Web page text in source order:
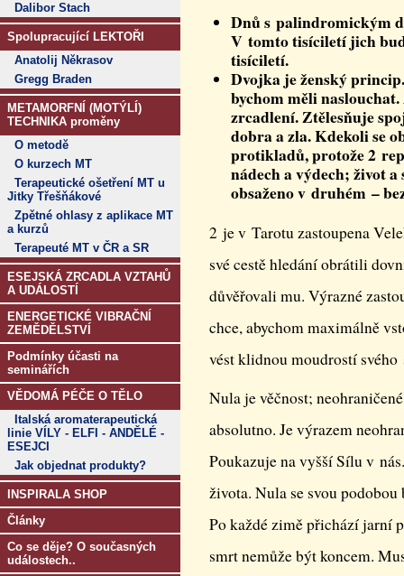
Dalibor Stach
Spolupracující LEKTOŘI
Anatolij Někrasov
Gregg Braden
METAMORFNÍ (MOTÝLÍ)
TECHNIKA proměny
O metodě
O kurzech MT
Terapeutické ošetření MT u
Jitky Třešňákové
Zpětné ohlasy z aplikace MT
a kurzů
Terapeuté MT v ČR a SR
ESEJSKÁ ZRCADLA VZTAHŮ
A UDÁLOSTÍ
ENERGETICKÉ VIBRAČNÍ
ZEMĚDĚLSTVÍ
Podmínky účasti na
seminářích
VĚDOMÁ PÉČE O TĚLO
Italská aromaterapeutická
linie VÍLY - ELFI - ANDĚLÉ -
ESEJCI
Jak objednat produkty?
INSPIRALA SHOP
Články
Co se děje? O současných
událostech..
Dnů s palindromickým
V tomto tisíciletí jich
tisíciletí.
Dvojka je ženský
bychom měli
zrcadlení. Ztělesňuje
dobra a zla. Kdekoli se
protikladů, protože 2
nádech a výdech; život
obsaženo v druhém –
2 je v Tarotu zastoupena
své cestě hledání obrátili
důvěřovali mu. Výrazné
chce, abychom maximálně
vést klidnou moudrostí svého
Nula je věčnost;
absolutno. Je výrazem
Poukazuje na vyšší Sílu v
života. Nula se svou
Po každé zimě přichází jarní
smrt nemůže být koncem.